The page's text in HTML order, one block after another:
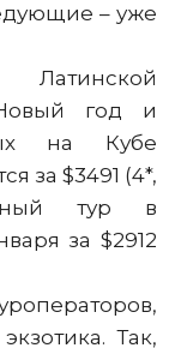
– уже
год и
на Кубе
за $3491 (4*,
тур в
за $2912
Так,